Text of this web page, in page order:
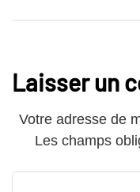
Laisser un
Votre adresse de
Les champs